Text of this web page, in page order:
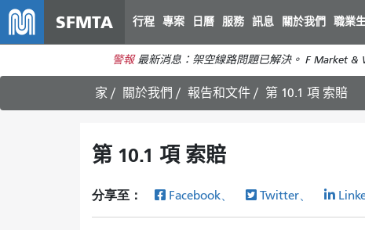
SFMTA 行程 專案 日曆 服務 訊息 關於我們 職業
警報 最新消息：架空線路問題已解決。 F Market &
家 關於我們 報告和文件 第 10.1 項 索賠
第 10.1 項 索賠
分享至： Facebook、 Twitter、